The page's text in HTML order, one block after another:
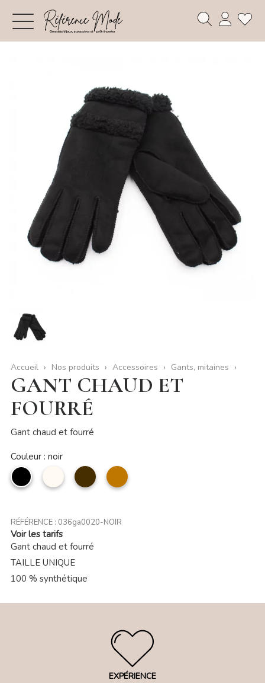
Accueil Nos produits Accessoires Gants, mitaines
GANT CHAUD ET
FOURRÉ
Gant chaud et fourré
Couleur : noir
noir Beige Café camel
RÉFÉRENCE : 036ga0020-NOIR
Voir les tarifs
Gant chaud et fourré
TAILLE UNIQUE
100 % synthétique
EXPÉRIENCE